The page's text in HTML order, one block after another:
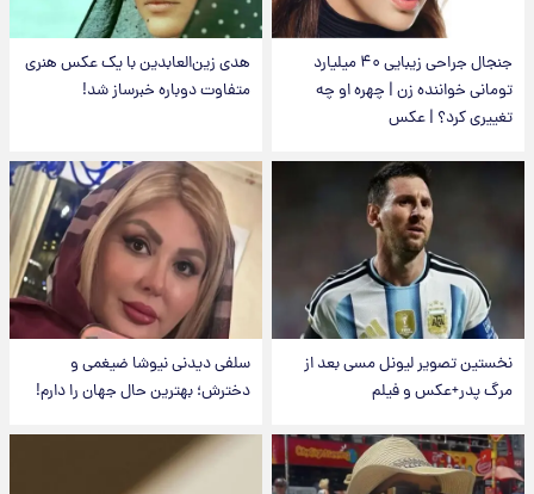
جنجال جراحی زیبایی ۴۰ میلیارد
تومانی خواننده زن | چهره او چه
تغییری کرد؟ | عکس
هدی زین‌العابدین با یک عکس هنری
متفاوت دوباره خبرساز شد!
نخستین تصویر لیونل مسی بعد از
مرگ پدر+عکس و فیلم
سلفی دیدنی نیوشا ضیغمی و
دخترش؛ بهترین حال جهان را دارم!